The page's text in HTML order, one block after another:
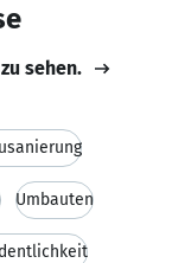
sehen.
Umbauten